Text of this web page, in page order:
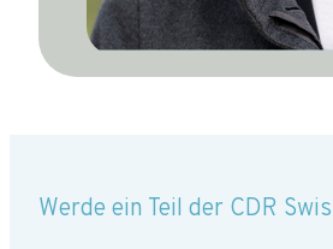
Werde ein Teil der CDR